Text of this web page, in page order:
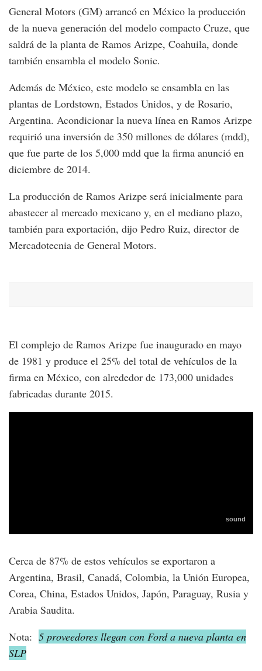
General Motors (GM) arrancó en México la producción
de la nueva generación del modelo compacto Cruze, que
saldrá de la planta de Ramos Arizpe, Coahuila, donde
también ensambla el modelo Sonic.
Además de México, este modelo se ensambla en las
plantas de Lordstown, Estados Unidos, y de Rosario,
Argentina. Acondicionar la nueva línea en Ramos Arizpe
requirió una inversión de 350 millones de dólares (mdd),
que fue parte de los 5,000 mdd que la firma anunció en
diciembre de 2014.
La producción de Ramos Arizpe será inicialmente para
abastecer al mercado mexicano y, en el mediano plazo,
también para exportación, dijo Pedro Ruiz, director de
Mercadotecnia de General Motors.
El complejo de Ramos Arizpe fue inaugurado en mayo
de 1981 y produce el 25% del total de vehículos de la
firma en México, con alrededor de 173,000 unidades
fabricadas durante 2015.
Cerca de 87% de estos vehículos se exportaron a
Argentina, Brasil, Canadá, Colombia, la Unión Europea,
Corea, China, Estados Unidos, Japón, Paraguay, Rusia y
Arabia Saudita.
Nota: 5 proveedores llegan con Ford a nueva planta en
SLP